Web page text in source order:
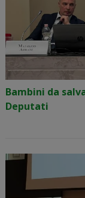
Bambini da
Deputati